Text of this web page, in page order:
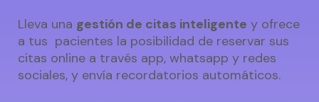
Lleva una gestión de citas inteligente y ofrece
a tus pacientes la posibilidad de reservar sus
citas online a través app, whatsapp y redes
sociales, y envía recordatorios automáticos.